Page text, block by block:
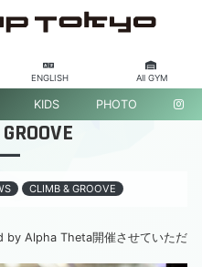
ENGLISH All GYM
KIDS PHOTO
CLIMB & GROOVE
by Alpha Theta開催させていただ